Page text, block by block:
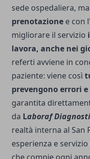
sede ospedaliera,
prenotazione e con
migliorare il servizio
lavora, anche nei
referti avviene in
paziente: viene così
prevengono errori
garantita
da Laboraf
realtà interna al San
esperienza e